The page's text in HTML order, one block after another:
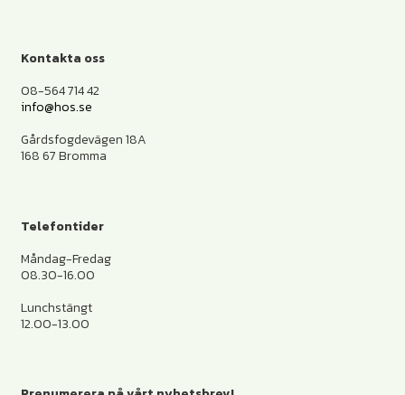
Kontakta oss
08-564 714 42
info@hos.se
Gårdsfogdevägen 18A
168 67 Bromma
Telefontider
Måndag-Fredag
08.30-16.00
Lunchstängt
12.00-13.00